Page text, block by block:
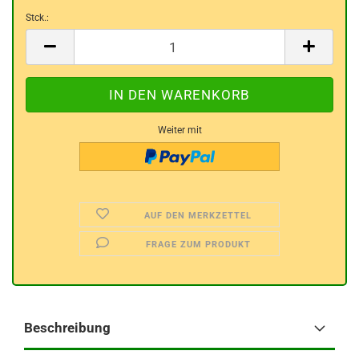
Stck.:
Weiter mit
AUF DEN MERKZETTEL
FRAGE ZUM PRODUKT
Beschreibung